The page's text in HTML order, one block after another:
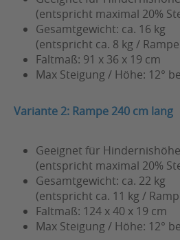
(entspricht maximal 20%
Gesamtgewicht: ca. 16 kg
(entspricht ca. 8 kg /
Faltmaß: 91 x 36 x 19 cm
Max Steigung / Höhe: 12°
Variante 2: Rampe 240 cm lang
Geeignet für
(entspricht maximal 20%
Gesamtgewicht: ca. 22 kg
(entspricht ca. 11 kg /
Faltmaß: 124 x 40 x 19 cm
Max Steigung / Höhe: 12°